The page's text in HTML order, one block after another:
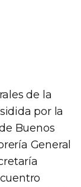
de la
por la
Buenos
General